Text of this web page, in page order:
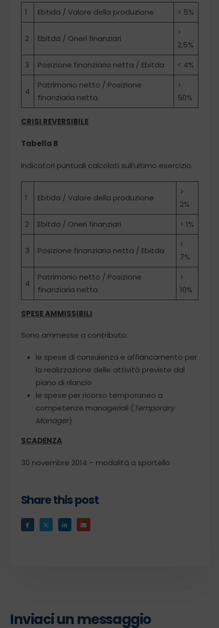
1 Ebtida / Valore della produzione > 5%
2 Ebitda / Oneri finanziari
>
2,5%
3
Posizione finanziaria netta / Ebitda < 4%
4
Patrimonio netto / Posizione
finanziaria netta
>
50%
CRISI REVERSIBILE
Tabella B
Indicatori puntuali calcolati sull’ultimo esercizio.
1 Ebtida / Valore della produzione
>
2%
2
Ebitda / Oneri finanziari > 1%
3 Posizione finanziaria netta / Ebitda
<
7%
4
Patrimonio netto / Posizione
finanziaria netta
>
10%
SPESE AMMISSIBILI
Sono ammesse a contributo:
le spese di consulenza e affiancamento per
la realizzazione delle attività previste dal
piano di rilancio
le spese per ricorso temporaneo a
competenze manageriali (Temporary
Manager)
SCADENZA
30 novembre 2014 – modalità a sportello
Share this post
Inviaci un messaggio